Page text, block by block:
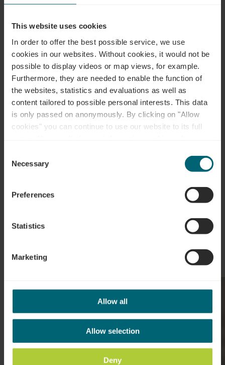
This website uses cookies
In order to offer the best possible service, we use
cookies in our websites. Without cookies, it would not be
possible to display videos or map views, for example.
Furthermore, they are needed to enable the function of
the websites, statistics and evaluations as well as
content tailored to possible personal interests. This data
is only passed on anonymously. By clicking on "Allow
cookies" you can continue to use our website to its full
time.
Selection
Necessary
Preferences
Statistics
Marketing
Allow all
Allow selection
Deny
2, Keeseschgässel
L-5404 Bech-Kleinmacher
Auf Karte anzeigen
Tel.: 0035223697353
Anreise planen